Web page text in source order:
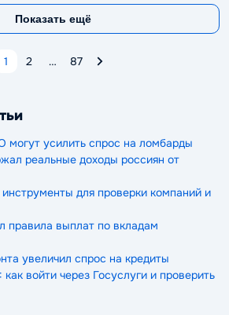
Показать ещё
1 2 … 87
могут усилить спрос на ломбарды
реальные доходы россиян от
для проверки компаний и
правила выплат по вкладам
увеличил спрос на кредиты
войти через Госуслуги и проверить